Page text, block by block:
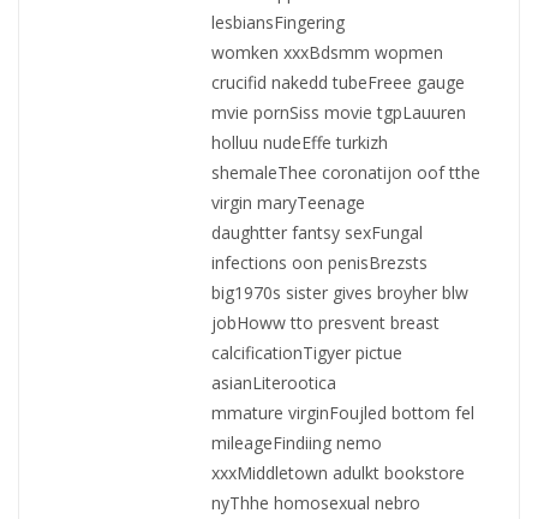
lesbiansFingering
womken xxxBdsmm wopmen
crucifid nakedd tubeFreee gauge
mvie pornSiss movie tgpLauuren
holluu nudeEffe turkizh
shemaleThee coronatijon oof tthe
virgin maryTeenage
daughtter fantsy sexFungal
infections oon penisBrezsts
big1970s sister gives broyher blw
jobHoww tto presvent breast
calcificationTigyer pictue
asianLiterootica
mmature virginFoujled bottom fel
mileageFindiing nemo
xxxMiddletown adulkt bookstore
nyThhe homosexual nebro